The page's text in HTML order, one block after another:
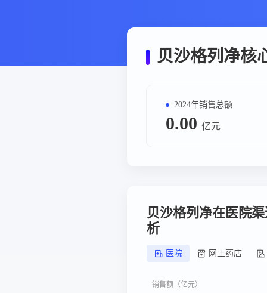
贝沙格列净核
2024年销售总额
0.00 亿元
贝沙格列净在医院
析
医院 网上药店